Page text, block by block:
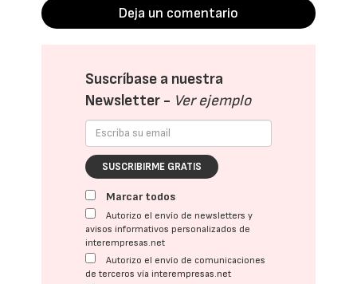
Deja un comentario
Suscríbase a nuestra
Newsletter - Ver ejemplo
SUSCRIBIRME GRATIS
Marcar todos
Autorizo el envío de newsletters y
avisos informativos personalizados de
interempresas.net
Autorizo el envío de comunicaciones
de terceros vía interempresas.net